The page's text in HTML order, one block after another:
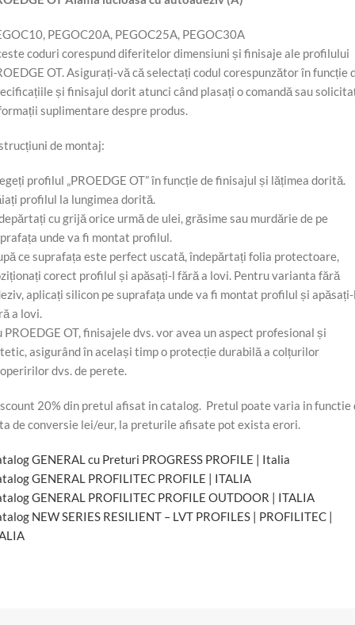
PEGOC20A, PEGOC25A, PEGOC30A
coduri corespund diferitelor dimensiuni și finisaje ale profilului
OT. Asigurați-vă că selectați codul corespunzător în funcție
și finisajul dorit atunci când plasați o comandă sau
suplimentare despre produs.
de montaj:
profilul „PROEDGE OT” în funcție de finisajul și lățimea dorită.
profilul la lungimea dorită.
cu grijă orice urmă de ulei, grăsime sau murdărie de pe
unde va fi montat profilul.
ce suprafața este perfect uscată, îndepărtați folia protectoare,
corect profilul și apăsați-l fără a lovi. Pentru varianta fără
aplicați silicon pe suprafața unde va fi montat profilul și
a lovi.
PROEDGE OT, finisajele dvs. vor avea un aspect profesional și
asigurând în același timp o protecție durabilă a colțurilor
dvs. de perete.
20% din pretul afisat in catalog. Pretul poate varia in functie
de conversie lei/eur, la preturile afisate pot exista erori.
GENERAL cu Preturi PROGRESS PROFILE | Italia
GENERAL PROFILITEC PROFILE | ITALIA
GENERAL PROFILITEC PROFILE OUTDOOR | ITALIA
NEW SERIES RESILIENT – LVT PROFILES | PROFILITEC |